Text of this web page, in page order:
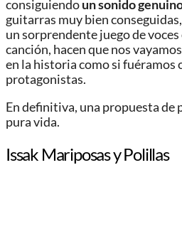
consiguiendoun sonido
guitarras muy bien
un sorprendente juego de
canción, hacen que nos
en la historia como si fuéramos
protagonistas.
En definitiva, una propuesta de
pura vida.
Issak Mariposas y Polillas